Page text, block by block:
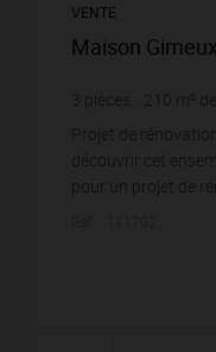
VENTE
Maison Gimeux
3 pièces 210 m²
Projet de
découvrir cet
pour un projet de